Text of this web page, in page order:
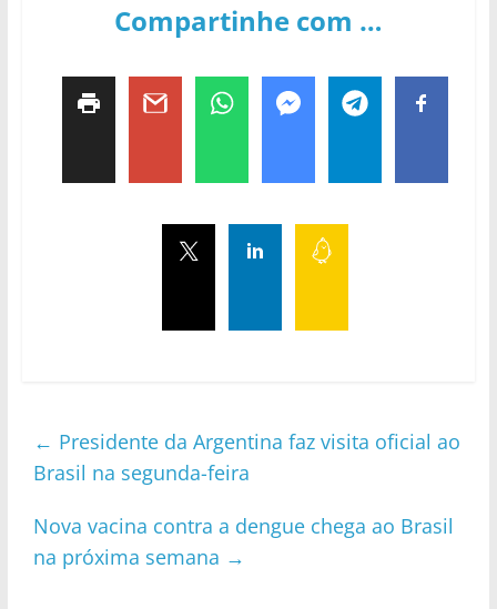
Compartinhe com …
← Presidente da Argentina faz visita oficial ao
Brasil na segunda-feira
Nova vacina contra a dengue chega ao Brasil
na próxima semana →